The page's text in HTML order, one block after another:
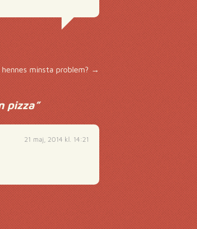
minsta problem? →
pizza”
21 maj, 2014 kl. 14:21